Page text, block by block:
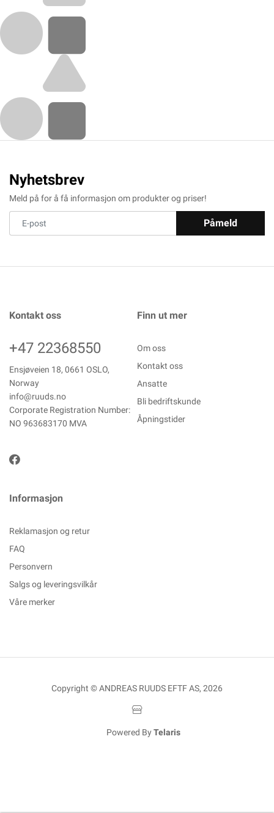
Nyhetsbrev
Meld på for å få informasjon om produkter og priser!
Påmeld
Kontakt oss
+47 22368550
Ensjøveien 18, 0661 OSLO,
Norway
info@ruuds.no
Corporate Registration Number:
NO 963683170 MVA
Finn ut mer
Om oss
Kontakt oss
Ansatte
Bli bedriftskunde
Åpningstider
Informasjon
Reklamasjon og retur
FAQ
Personvern
Salgs og leveringsvilkår
Våre merker
Copyright © ANDREAS RUUDS EFTF AS, 2026
Powered By Telaris